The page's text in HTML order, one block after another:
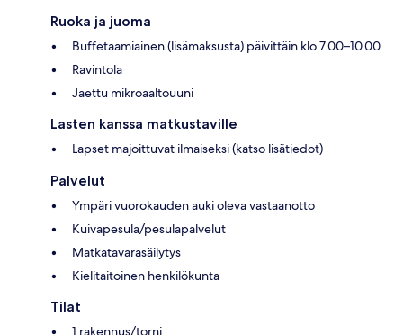
Ruoka ja juoma
Buffetaamiainen (lisämaksusta) päivittäin klo 7.00–10.00
Ravintola
Jaettu mikroaaltouuni
Lasten kanssa matkustaville
Lapset majoittuvat ilmaiseksi (katso lisätiedot)
Palvelut
Ympäri vuorokauden auki oleva vastaanotto
Kuivapesula/pesulapalvelut
Matkatavarasäilytys
Kielitaitoinen henkilökunta
Tilat
1 rakennus/torni